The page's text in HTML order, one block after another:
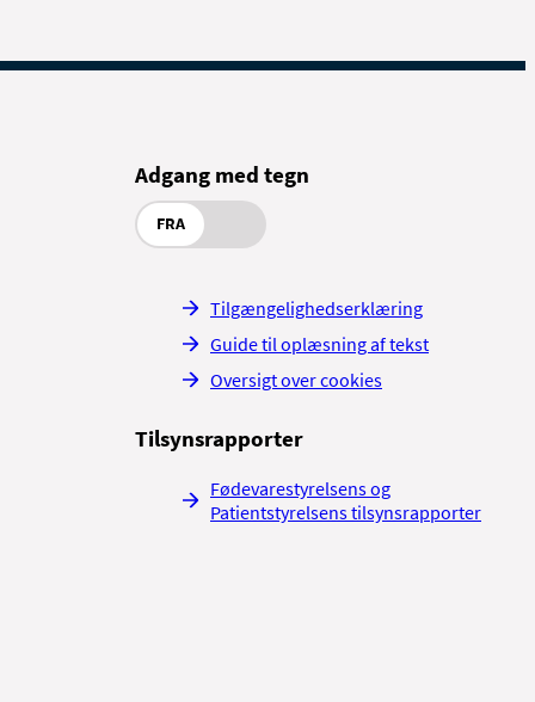
Adgang med tegn
FRA
Tilgængelighedserklæring
Guide til oplæsning af tekst
Oversigt over cookies
Tilsynsrapporter
Fødevarestyrelsens og
Patientstyrelsens tilsynsrapporter